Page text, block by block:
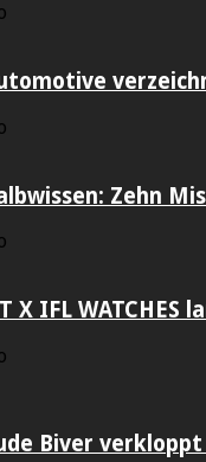
Zehn
X IFL
Biver